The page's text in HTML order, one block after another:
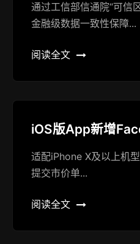
通过工信部信通院“可信
金融级数据一致性保障...
阅读全文
iOS版App新增
适配iPhone X及以上机
提交市价单...
阅读全文